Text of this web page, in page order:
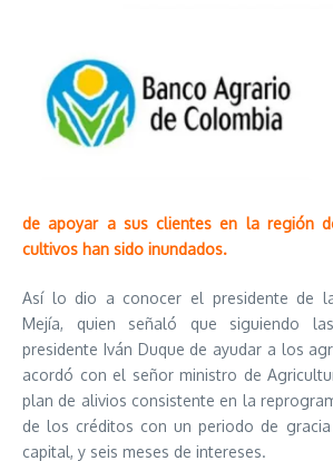
de apoyar a sus clientes en la región
cultivos han sido inundados.
Así lo dio a conocer el presidente de la
Mejía, quien señaló que siguiendo
presidente Iván Duque de ayudar a los
acordó con el señor ministro de
plan de alivios consistente en la
de los créditos con un periodo de
capital, y seis meses de intereses.